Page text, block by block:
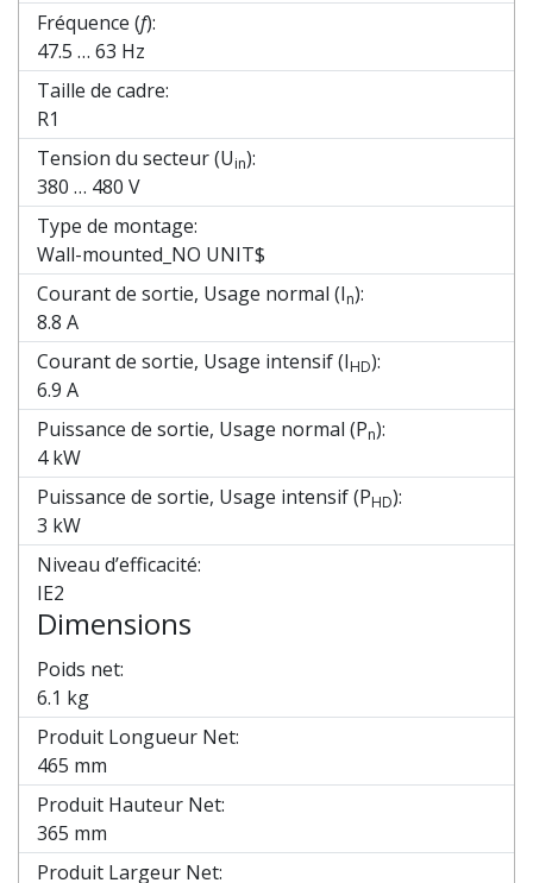
Fréquence (f):
47.5 … 63 Hz
Taille de cadre:
R1
Tension du secteur (Uin):
380 … 480 V
Type de montage:
Wall-mounted_NO UNIT$
Courant de sortie, Usage normal (In):
8.8 A
Courant de sortie, Usage intensif (IHD):
6.9 A
Puissance de sortie, Usage normal (Pn):
4 kW
Puissance de sortie, Usage intensif (PHD):
3 kW
Niveau d’efficacité:
IE2
Dimensions
Poids net:
6.1 kg
Produit Longueur Net:
465 mm
Produit Hauteur Net:
365 mm
Produit Largeur Net: